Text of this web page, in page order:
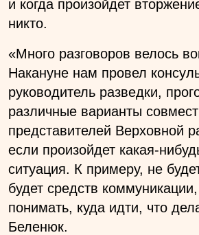
и когда произойдет
никто.
«Много разговоров велось
Накануне нам провел
руководитель разведки,
различные варианты
представителей Верховной
если произойдет какая-
ситуация. К примеру, не
будет средств
понимать, куда идти, что
Беленюк.